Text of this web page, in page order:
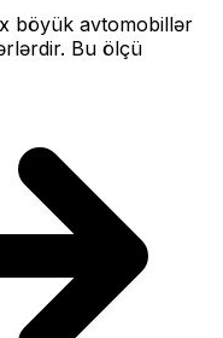
böyük avtomobillər
Bu ölçü